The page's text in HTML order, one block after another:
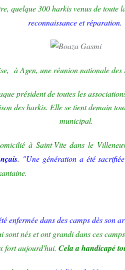
quelque 300 harkis venus de toute
reconnaissance et réparation.
àAgen, une réunion nationale
président de toutes les
des harkis. Elle se tient demain
municipal.
à Saint-Vite dans le
. "Une génération a été
enfermée dans des camps dès son
sont nés et ont grandi dans ces
fort aujourd'hui. Cela a handicapé